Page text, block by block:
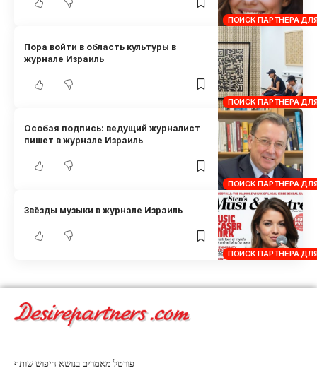
ПОИСК ПАРТНЕРА
ПОИСК ПАРТНЕРА
Пора войти в область культуры в
журнале Израиль
ПОИСК ПАРТНЕРА
Особая подпись: ведущий журналист
пишет в журнале Израиль
ПОИСК ПАРТНЕРА
Звёзды музыки в журнале Израиль
פורטל מאמרים בנושא חיפוש שותף